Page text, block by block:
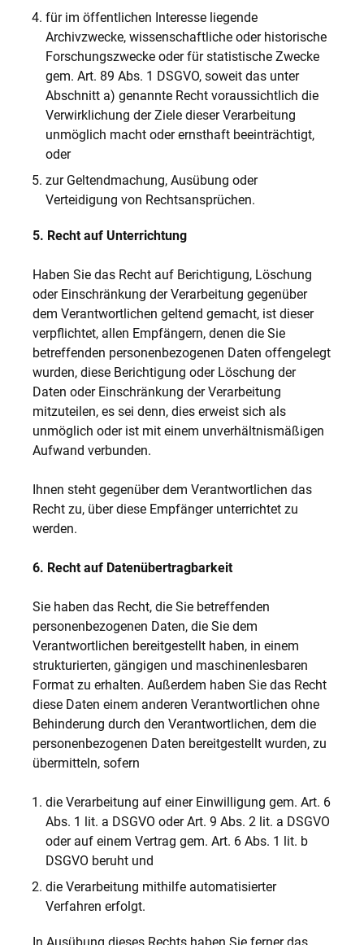
für im öffentlichen Interesse liegende
Archivzwecke, wissenschaftliche oder historische
Forschungszwecke oder für statistische Zwecke
gem. Art. 89 Abs. 1 DSGVO, soweit das unter
Abschnitt a) genannte Recht voraussichtlich die
Verwirklichung der Ziele dieser Verarbeitung
unmöglich macht oder ernsthaft beeinträchtigt,
oder
zur Geltendmachung, Ausübung oder
Verteidigung von Rechtsansprüchen.
5. Recht auf Unterrichtung
Haben Sie das Recht auf Berichtigung, Löschung
oder Einschränkung der Verarbeitung gegenüber
dem Verantwortlichen geltend gemacht, ist dieser
verpflichtet, allen Empfängern, denen die Sie
betreffenden personenbezogenen Daten offengelegt
wurden, diese Berichtigung oder Löschung der
Daten oder Einschränkung der Verarbeitung
mitzuteilen, es sei denn, dies erweist sich als
unmöglich oder ist mit einem unverhältnismäßigen
Aufwand verbunden.
Ihnen steht gegenüber dem Verantwortlichen das
Recht zu, über diese Empfänger unterrichtet zu
werden.
6. Recht auf Datenübertragbarkeit
Sie haben das Recht, die Sie betreffenden
personenbezogenen Daten, die Sie dem
Verantwortlichen bereitgestellt haben, in einem
strukturierten, gängigen und maschinenlesbaren
Format zu erhalten. Außerdem haben Sie das Recht
diese Daten einem anderen Verantwortlichen ohne
Behinderung durch den Verantwortlichen, dem die
personenbezogenen Daten bereitgestellt wurden, zu
übermitteln, sofern
die Verarbeitung auf einer Einwilligung gem. Art. 6
Abs. 1 lit. a DSGVO oder Art. 9 Abs. 2 lit. a DSGVO
oder auf einem Vertrag gem. Art. 6 Abs. 1 lit. b
DSGVO beruht und
die Verarbeitung mithilfe automatisierter
Verfahren erfolgt.